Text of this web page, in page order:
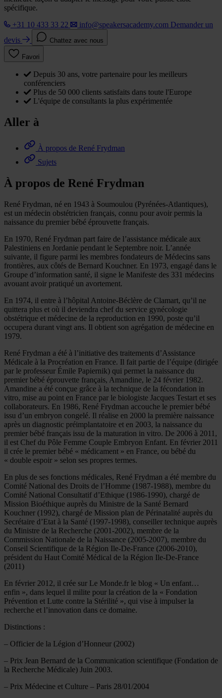
spécifique.
+31 10 433 33 22
info@speakersacademy.com Demander un
devis
Chattez avec nous
Favori
Depuis 30 ans, votre partenaire pour les meilleurs
conférenciers
Plus de 50 000 clients satisfaits dans toute l'Europe
L'équipe de consultants la plus expérimentée
Aller à
À propos de René Frydman
Sujets
À propos de René Frydman
René Frydman, né en 1943 à Soumoulou (Pyrénées-Atlantiques),
est un médecin obstétricien français, connu pour avoir permis la
naissance du premier bébé éprouvette français.
En 1970, René Frydman part faire de l’assistance médicale aux
Palestiniens en Jordanie pendant le Septembre noir. L’année
suivante, il figure parmi les membres fondateurs de Médecins sans
frontières, aux côtés de Bernard Kouchner. En 1973, engagé dans le
Groupe d’information santé, il signe le Manifeste des 331 médecins
avouant avoir pratiqué un avortement.
En 1974, il entre à l’hôpital Antoine-Béclère de Clamart, qu’il ne
quittera plus et où il deviendra chef du service gynécologie
obstétrique et médecine de la reproduction en 1990, poste qu’il
occupera durant vingt ans. Il obtient son agrégation de médecine en
1979.
René Frydman a été à l’initiative des traitements d’Assistance
Médicale à la Procréation en France. Il fait partie de l’équipe (dirigée
par le professeur Émile Papiernik) qui permet la naissance du
premier bébé éprouvette français, Amandine, le 24 février 1982.
Amandine a été conçue grâce à la technique de la fécondation in
vitro, mise au point en France par le biologiste Jacques Testart et ses
collaborateurs. En 1986, René Frydman accouche le premier bébé
issu d’un embryon congelé. Il réalise en 2000 la première naissance
après un diagnostic préimplantatoire et en 2003, la naissance du
premier bébé français issu de la maturation in vitro. De 2006 à 2011,
il est Chef du Pôle Femme Couple Embryon Enfant. En février 2011
il crée le premier bébé « médicament » en France, ou bébé du
« double espoir » selon ses propres termes.
En plus de ses fonctions médicales, René Frydman a été membre du
Comité National des Droits de l’Homme (1987-1988), membre du
Comité National Consultatif d’Ethique (1986-1990), chargé de
Mission Bioéthique auprès du Ministre de la Santé Bernard
Kouchner (1992), chargé de Mission plan de Périnatalité auprès du
Secrétaire d’Etat à la Santé (1997-1998), conseiller technique auprès
du Ministre de la Recherche (2001-2002), membre de la
Commission Nationale de la Naissance (2005-2007), membre du
Conseil Scientifique de la Région Ile-De-France (2006-2010),
président du Haut Comité Médical de la Région Ile-De-France
(2011)
En février 2012, il crée sur Le Monde.fr le blog « Un enfant…
enfin », dans lequel il milite pour la création de la « Fondation
Prévention et Lutte contre la Stérilité », qui vise à impulser la
recherche et l’innovation dans ce domaine.
Distinctions :
– Officier de la Légion d’Honneur (2002)
– Prix Jean Bernard de la Communication scientifique (Fondation de
la Recherche Médicale) Juin 2003.
– Prix Médecine et Culture – Paris 28/01/2004